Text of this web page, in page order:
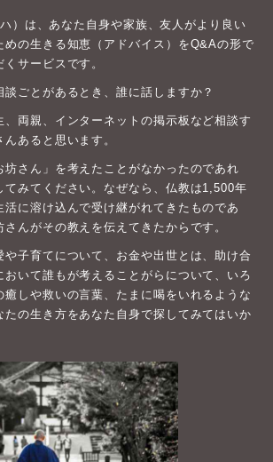
）は、あなた自身や家族、友人がより良い
めの生きる知恵（アドバイス）をQ&Aの形で
サービスです。
ごとがあるとき、誰に話しますか？
、両親、インターネットの掲示板など相談す
あると思います。
坊さん」を考えたことがなかったのであれ
てみてください。なぜなら、仏教は1,500年
活に溶け込んで受け継がれてきたものであ
んがその教えを伝えてきたからです。
や子育てについて、お金や出世とは、助け合
おいて誰もが考えることがらについて、いろ
癒しや救いの言葉、たまに喝をいれるような
たの生き方をあなた自身で探してみてはいか